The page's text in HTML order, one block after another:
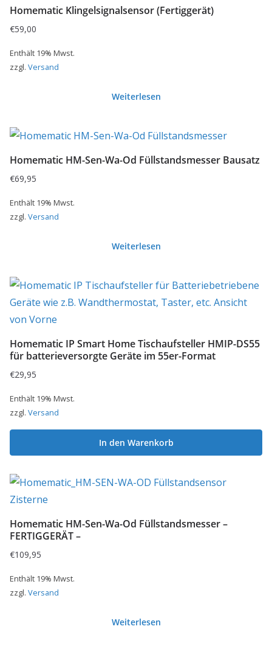
Homematic Klingelsignalsensor (Fertiggerät)
€59,00
Enthält 19% Mwst.
zzgl. Versand
Weiterlesen
Homematic HM-Sen-Wa-Od Füllstandsmesser Bausatz
€69,95
Enthält 19% Mwst.
zzgl. Versand
Weiterlesen
Homematic IP Smart Home Tischaufsteller HMIP-DS55
für batterieversorgte Geräte im 55er-Format
€29,95
Enthält 19% Mwst.
zzgl. Versand
In den Warenkorb
Homematic HM-Sen-Wa-Od Füllstandsmesser –
FERTIGGERÄT –
€109,95
Enthält 19% Mwst.
zzgl. Versand
Weiterlesen